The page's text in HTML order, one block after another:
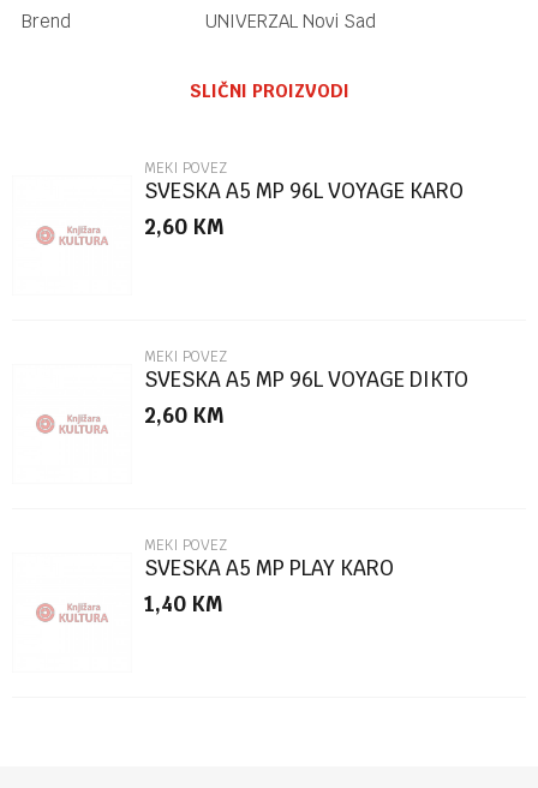
Brend
UNIVERZAL Novi Sad
Poruka
POŠALJI
SLIČNI PROIZVODI
MEKI POVEZ
SVESKA A5 MP 96L VOYAGE KARO
2,60 KM
MEKI POVEZ
SVESKA A5 MP 96L VOYAGE DIKTO
2,60 KM
MEKI POVEZ
SVESKA A5 MP PLAY KARO
1,40 KM